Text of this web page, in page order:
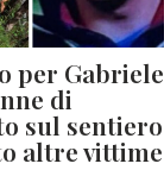
per Gabriele
di
sul sentiero
altre vittime